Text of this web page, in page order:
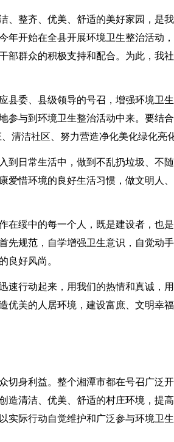
、整齐、优美、舒适的美好家园，是
年开始在全县开展环境卫生整治活动
部群众的积极支持和配合。为此，我
县委、县级领导的号召，增强环境卫
与到环境卫生整治活动中来。要结
清洁社区、努力营造净化美化绿化亮
到日常生活中，做到不乱扔垃圾、不
爱惜环境的良好生活习惯，做文明人
在绥中的每一个人，既是建设者，也
先规范，自学增强卫生意识，自觉动
良好风尚。
速行动起来，用我们的热情和真诚，
优美的人居环境，建设富庶、文明幸
身利益。整个湘潭市都在号召广泛开
造清洁、优美、舒适的村庄环境，提
际行动自觉维护和广泛参与环境卫生